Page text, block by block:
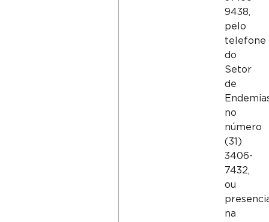
9438,
pelo
telefone
do
Setor
de
no
número
(31)
3406-
7432,
ou
na